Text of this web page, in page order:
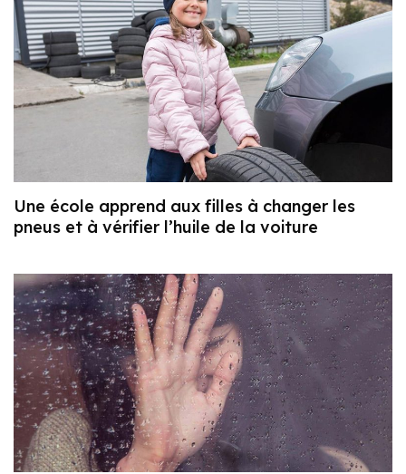
Une école apprend aux filles à changer les
pneus et à vérifier l’huile de la voiture